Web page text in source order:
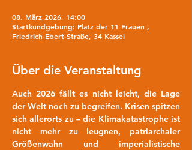
08. März 2026, 14:00
Startkundgebung: Platz der 11 Frauen ,
Friedrich-Ebert-Straße, 34 Kassel
Über die Veranstaltung
Auch 2026 fällt es nicht leicht, die Lage
der Welt noch zu begreifen. Krisen spitzen
sich allerorts zu – die Klimakatastrophe ist
nicht mehr zu leugnen, patriarchaler
Größenwahn und imperialistische